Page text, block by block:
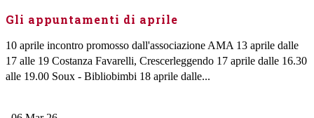
Gli appuntamenti di aprile
10 aprile incontro promosso dall'associazione AMA 13 aprile dalle
17 alle 19 Costanza Favarelli, Crescerleggendo 17 aprile dalle 16.30
alle 19.00 Soux - Bibliobimbi 18 aprile dalle...